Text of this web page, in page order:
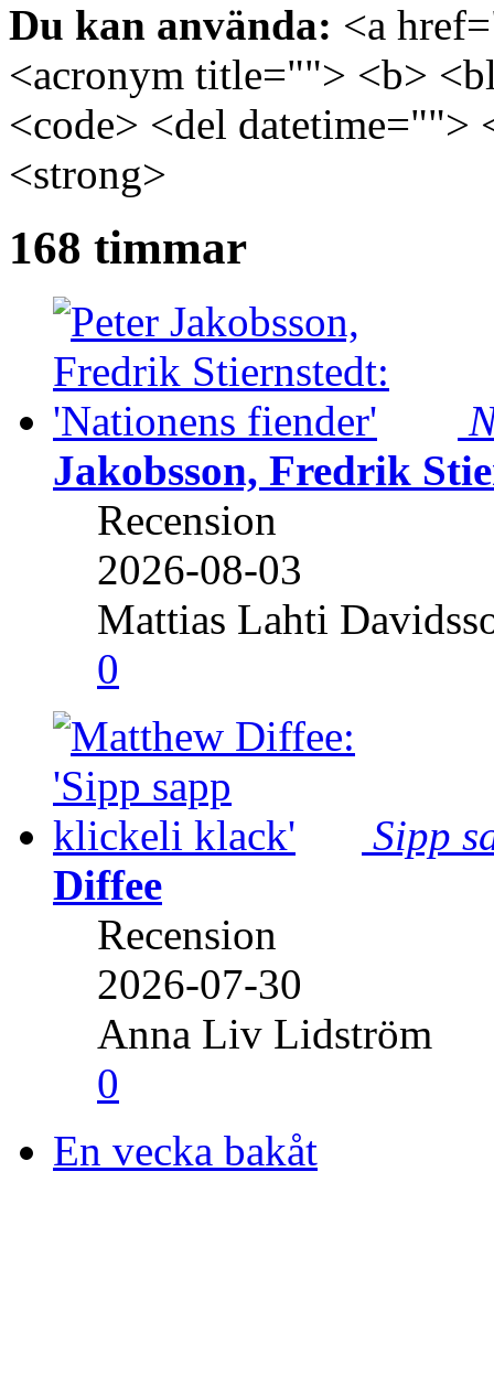
Du kan använda: <a
<acronym title=""> <b>
<code> <del
<strong>
168 timmar
Jakobsson, Fredrik
Recension
2026-08-03
Mattias Lahti
0
Sipp
Diffee
Recension
2026-07-30
Anna Liv Lidström
0
En vecka bakåt